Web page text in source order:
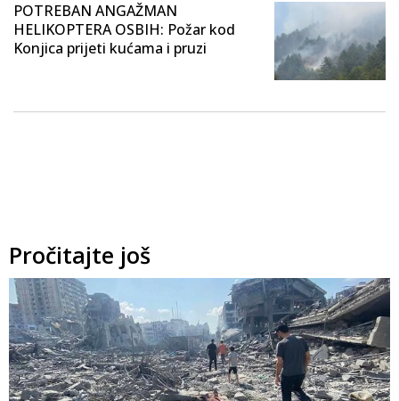
POTREBAN ANGAŽMAN
HELIKOPTERA OSBIH: Požar kod
Konjica prijeti kućama i pruzi
Pročitajte još